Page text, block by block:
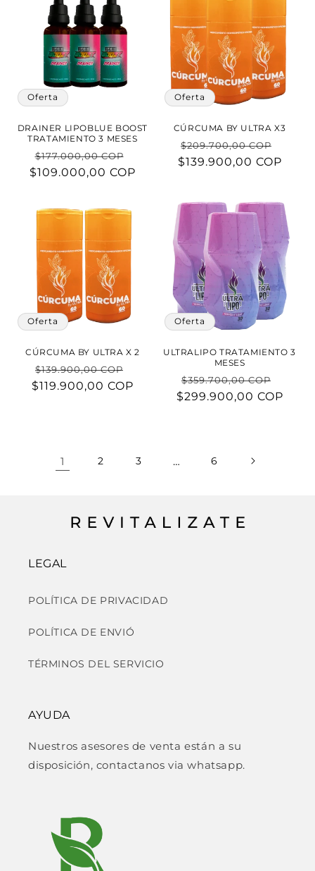
Oferta
DRAINER LIPOBLUE BOOST
TRATAMIENTO 3 MESES
Precio
habitual
$177.000,00 COP
de
$109.000,00 COP
Oferta
CÚRCUMA BY ULTRA X3
Precio
habitual
$209.700,00 COP
de
$139.900,00 COP
Oferta
CÚRCUMA BY ULTRA X 2
Precio
habitual
$139.900,00 COP
de
$119.900,00 COP
Oferta
ULTRALIPO TRATAMIENTO 3
MESES
Precio
habitual
$359.700,00 COP
de
$299.900,00 COP
1 2 3 … 6
LEGAL
POLÍTICA DE PRIVACIDAD
POLÍTICA DE ENVIÓ
TÉRMINOS DEL SERVICIO
AYUDA
Nuestros asesores de venta están a su
disposición, contactanos via whatsapp.